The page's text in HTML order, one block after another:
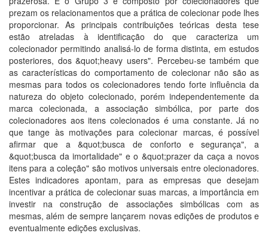
prezam os relacionamentos que a prática de colecionar pode lhes
proporcionar. As principais contribuições teóricas desta tese
estão atreladas à identificação do que caracteriza um
colecionador permitindo analisá-lo de forma distinta, em estudos
posteriores, dos &quot;heavy users". Percebeu-se também que
as características do comportamento de colecionar não são as
mesmas para todos os colecionadores tendo forte influência da
natureza do objeto colecionado, porém independentemente da
marca colecionada, a associação simbólica, por parte dos
colecionadores aos itens colecionados é uma constante. Já no
que tange às motivações para colecionar marcas, é possível
afirmar que a &quot;busca de conforto e segurança", a
&quot;busca da imortalidade" e o &quot;prazer da caça a novos
itens para a coleção" são motivos universais entre olecionadores.
Estes indicadores apontam, para as empresas que desejam
incentivar a prática de colecionar suas marcas, a importância em
investir na construção de associações simbólicas com as
mesmas, além de sempre lançarem novas edições de produtos e
eventualmente edições exclusivas.